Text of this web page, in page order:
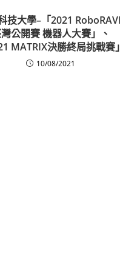
技大學–「2021
公開賽 機器人大賽」、
MATRIX決勝終局挑戰賽」
10/08/2021